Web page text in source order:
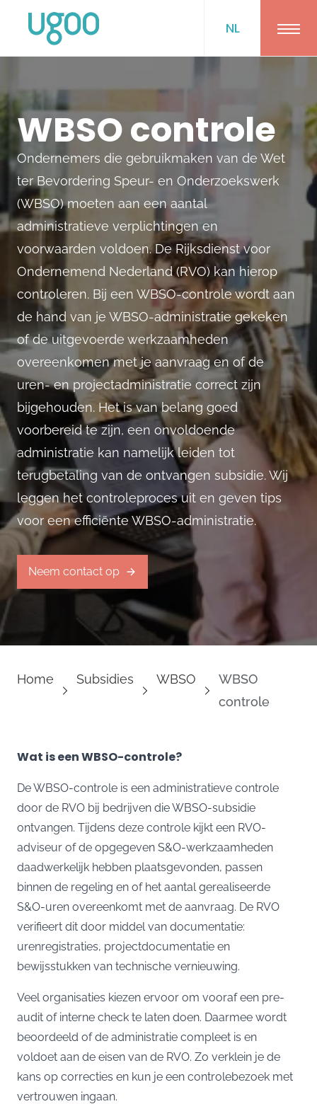
NL
WBSO controle
Ondernemers die gebruikmaken van de Wet
ter Bevordering Speur- en Onderzoekswerk
(WBSO) moeten aan een aantal
administratieve verplichtingen en
voorwaarden voldoen. De Rijksdienst voor
Ondernemend Nederland (RVO) kan hierop
controleren. Bij een WBSO-controle wordt aan
de hand van je WBSO-administratie gekeken
of de uitgevoerde werkzaamheden
overeenkomen met je aanvraag en of de
uren- en projectadministratie correct zijn
bijgehouden. Het is van belang goed
voorbereid te zijn, een onvoldoende
administratie kan namelijk leiden tot
terugbetaling van de ontvangen subsidie. Wij
leggen het controleproces uit en geven tips
voor een efficiënte WBSO-administratie.
Neem contact op
Home Subsidies WBSO
WBSO
controle
Wat is een WBSO-controle?
De WBSO-controle is een administratieve controle
door de RVO bij bedrijven dieWBSO-subsidie
ontvangen. Tijdens deze controle kijkt een RVO-
adviseur of de opgegeven S&O-werkzaamheden
daadwerkelijk hebben plaatsgevonden, passen
binnen de regeling en of het aantal gerealiseerde
S&O-uren overeenkomt met de aanvraag. De RVO
verifieert dit door middel van documentatie:
urenregistraties, projectdocumentatie en
bewijsstukken van technische vernieuwing.
Veel organisaties kiezen ervoor om vooraf een pre-
audit of interne check te laten doen. Daarmee wordt
beoordeeld of de administratie compleet is en
voldoet aan de eisen van de RVO. Zo verklein je de
kans op correcties en kun je een controlebezoek met
vertrouwen ingaan.